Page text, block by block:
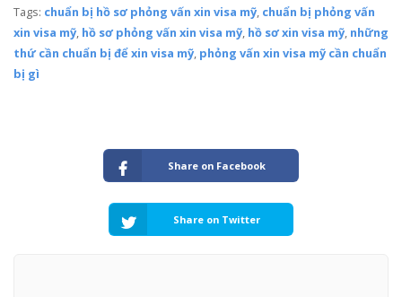
Tags: chuẩn bị hồ sơ phỏng vấn xin visa mỹ, chuẩn bị phỏng vấn
xin visa mỹ, hồ sơ phỏng vấn xin visa mỹ, hồ sơ xin visa mỹ, những
thứ cần chuẩn bị để xin visa mỹ, phỏng vấn xin visa mỹ cần chuẩn
bị gì
Share on Facebook
Share on Twitter